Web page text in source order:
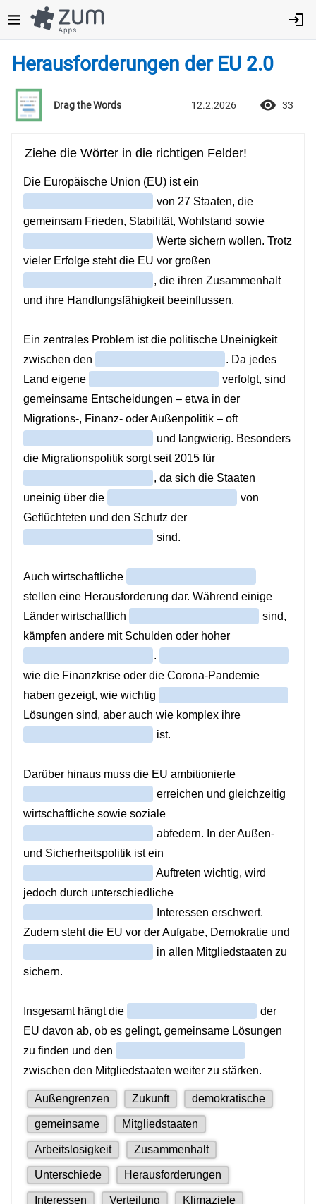
zum
Inhalt
Herausforderungen der EU 2.0
Drag the Words 12.2.2026 33